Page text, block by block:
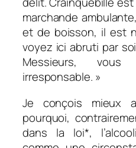
marchande
et de boisson, il est
voyez ici abruti par
Messieurs,
irresponsable. »
Je conçois mieux
pourquoi,
dans la loi*,